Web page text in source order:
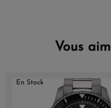
Vous
En Stock